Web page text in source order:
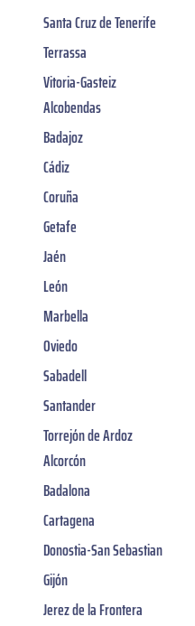
Santa Cruz de Tenerife
Terrassa
Vitoria-Gasteiz
Alcobendas
Badajoz
Cádiz
Coruña
Getafe
Jaén
León
Marbella
Oviedo
Sabadell
Santander
Torrejón de Ardoz
Alcorcón
Badalona
Cartagena
Donostia-San Sebastian
Gijón
Jerez de la Frontera